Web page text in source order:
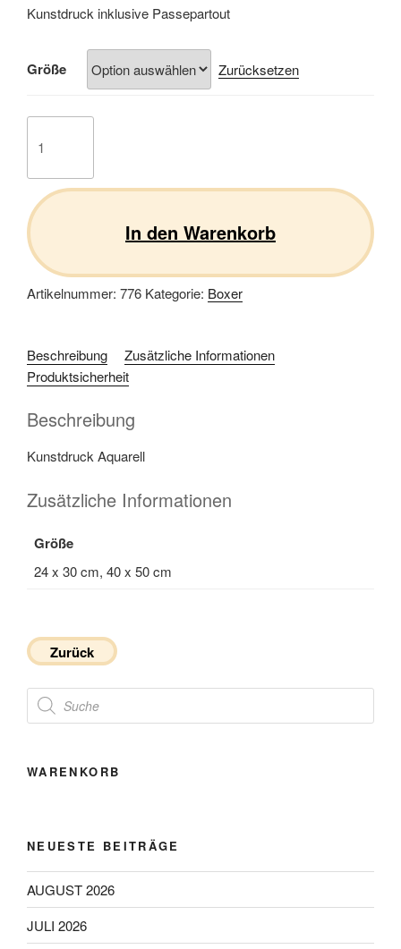
Kunstdruck inklusive Passepartout
Größe Zurücksetzen
11
In den Warenkorb
Artikelnummer: 776 Kategorie: Boxer
Beschreibung
Zusätzliche Informationen
Produktsicherheit
Beschreibung
Kunstdruck Aquarell
Zusätzliche Informationen
Größe
24 x 30 cm, 40 x 50 cm
Zurück
Products
search
WARENKORB
NEUESTE BEITRÄGE
AUGUST 2026
JULI 2026